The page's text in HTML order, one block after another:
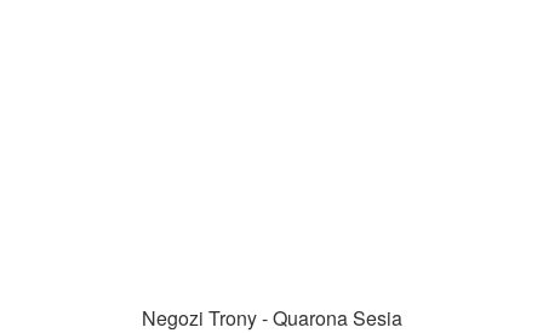
Negozi Trony - Quarona Sesia